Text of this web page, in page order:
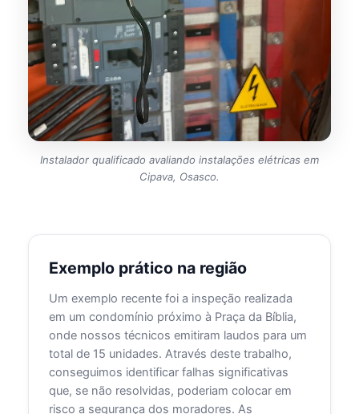
Instalador qualificado avaliando instalações elétricas em
Cipava, Osasco.
Exemplo prático na região
Um exemplo recente foi a inspeção realizada
em um condomínio próximo à Praça da Bíblia,
onde nossos técnicos emitiram laudos para um
total de 15 unidades. Através deste trabalho,
conseguimos identificar falhas significativas
que, se não resolvidas, poderiam colocar em
risco a segurança dos moradores. As